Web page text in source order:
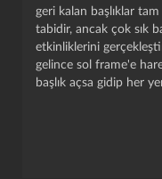
geri kalan başlıklar
tabidir, ancak çok sık
etkinliklerini
gelince sol frame'e
başlık açsa gidip her